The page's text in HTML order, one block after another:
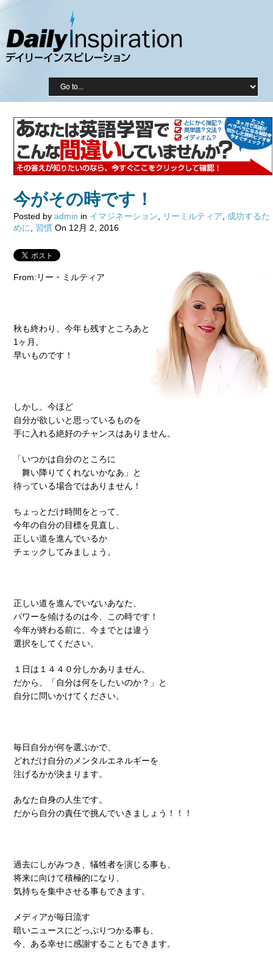
今がその時です！
Posted by admin in イマジネーション リーミルティア
成功するた
めに
習慣 On 12月 2, 2016
From:リー・ミルティア
秋も終わり、今年も残すところあと
1ヶ月。
早いものです！
しかし、今ほど
自分が欲しいと思っているものを
手に入れる絶好のチャンスはありません。
「いつかは自分のところに
舞い降りてくれないかなあ」と
待っている場合ではありません！
ちょっとだけ時間をとって、
今年の自分の目標を見直し、
正しい道を進んでいるか
チェックしてみましょう。
正しい道を進んでいないあなた、
パワーを傾けるのは今、この時です！
今年が終わる前に、今までとは違う
選択をしてください。
１日は１４４０分しかありません。
だから、「自分は何をしたいのか？」と
自分に問いかけてください。
毎日自分が何を選ぶかで、
どれだけ自分のメンタルエネルギーを
注げるかが決まります。
あなた自身の人生です。
だから自分の責任で挑んでいきましょう！！！
過去にしがみつき、犠牲者を演じる事も、
将来に向けて積極的になり、
気持ちを集中させる事もできます。
メディアが毎日流す
暗いニュースにどっぷりつかる事も、
今、ある幸せに感謝することもできます。